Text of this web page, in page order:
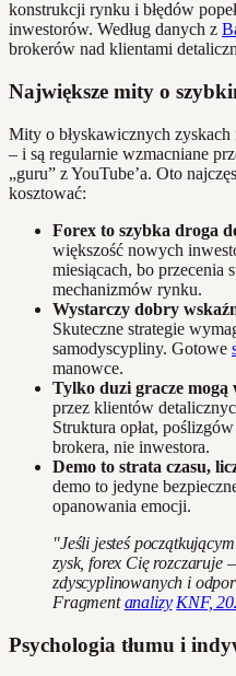
konstrukcji rynku i błędów
inwestorów. Według danych z
brokerów nad klientami
Największe mity o
Mity o błyskawicznych
– i są regularnie wzmacniane
„guru” z YouTube’a. Oto
kosztować:
Forex to szybka droga
większość nowych
miesiącach, bo przecenia
mechanizmów rynku.
Wystarczy dobry
Skuteczne strategie
samodyscypliny. Gotowe
manowce.
Tylko duzi gracze mogą
przez klientów
Struktura opłat,
brokera, nie inwestora.
Demo to strata czasu,
demo to jedyne
opanowania emocji.
"Jeśli jesteś
zysk, forex Cię rozczaruje
zdyscyplinowanych i
Fragmentanalizy KNF,
Psychologia tłumu i